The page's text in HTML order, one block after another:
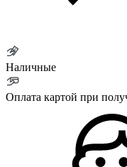
Наличные
Оплата картой при